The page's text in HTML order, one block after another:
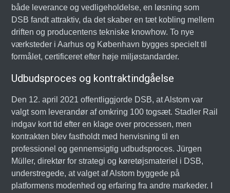
både leverance og vedligeholdelse, en løsning som
DSB fandt attraktiv, da det skaber en tæt kobling mellem
driften og producentens tekniske knowhow. To nye
værksteder i Aarhus og København bygges specielt til
formålet, certificeret efter høje miljøstandarder.
Udbudsproces og kontraktindgåelse
Den 12. april 2021 offentliggjorde DSB, at Alstom var
valgt som leverandør af omkring 100 togsæt. Stadler Rail
indgav kort tid efter en klage over processen, men
kontrakten blev fastholdt med henvisning til en
professionel og gennemsigtig udbudsproces. Jürgen
Müller, direktør for strategi og køretøjsmateriel i DSB,
understregede, at valget af Alstom byggede på
platformens modenhed og erfaring fra andre markeder. I